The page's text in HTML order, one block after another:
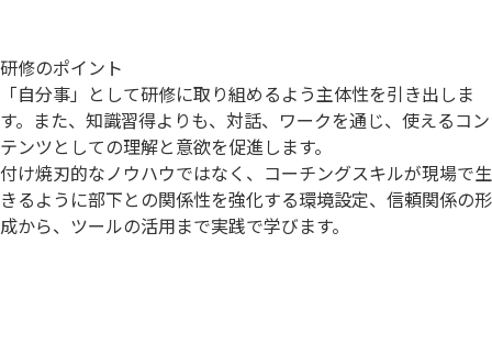
研修のポイント
「自分事」として研修に取り組めるよう主体性を引き出しま
す。また、知識習得よりも、対話、ワークを通じ、使えるコン
テンツとしての理解と意欲を促進します。
付け焼刃的なノウハウではなく、コーチングスキルが現場で生
きるように部下との関係性を強化する環境設定、信頼関係の形
成から、ツールの活用まで実践で学びます。